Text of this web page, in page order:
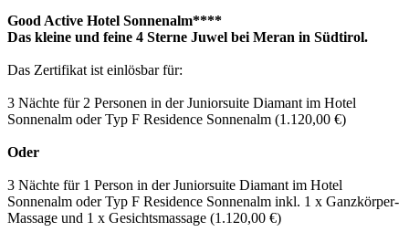
Good Active Hotel Sonnenalm****
Das kleine und feine 4 Sterne Juwel bei Meran in Südtirol.
Das Zertifikat ist einlösbar für:
3 Nächte für 2 Personen in der Juniorsuite Diamant im Hotel
Sonnenalm oder Typ F Residence Sonnenalm (1.120,00 €)
Oder
3 Nächte für 1 Person in der Juniorsuite Diamant im Hotel
Sonnenalm oder Typ F Residence Sonnenalm inkl. 1 x Ganzkörper-
Massage und 1 x Gesichtsmassage (1.120,00 €)